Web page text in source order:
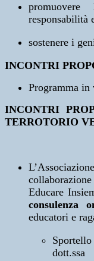
responsabilità
sostenere i
INCONTRI
Programma
INCONTRI
TERROTORIO
Educare
consulenza
educatori e